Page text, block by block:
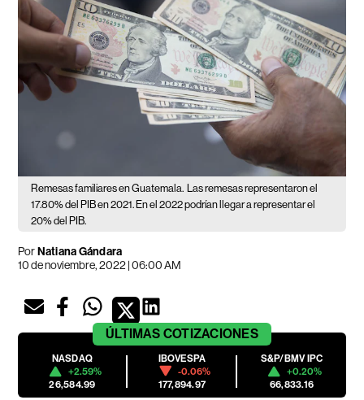
Remesas familiares en Guatemala.
Las remesas representaron el
17.80% del PIB en 2021. En el 2022 podrían llegar a representar el
20% del PIB.
PorNatiana Gándara
10 de noviembre, 2022 | 06:00 AM
ÚLTIMAS COTIZACIONES
NASDAQ
+2.59%
26,584.99
IBOVESPA
-0.06%
177,894.97
S&P/BMV IPC
+0.20%
66,833.16